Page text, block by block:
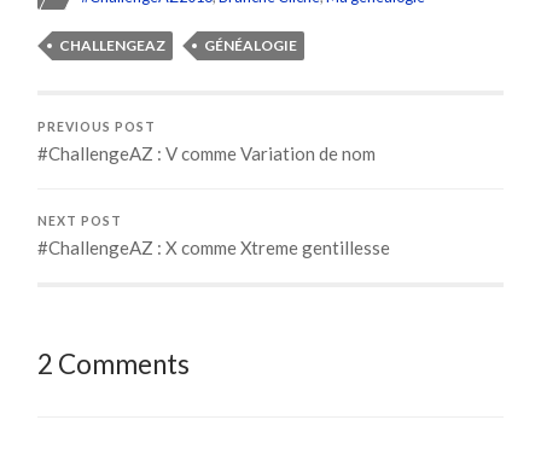
CHALLENGEAZ GÉNÉALOGIE
PREVIOUS POST
#ChallengeAZ : V comme Variation de nom
NEXT POST
#ChallengeAZ : X comme Xtreme gentillesse
2 Comments